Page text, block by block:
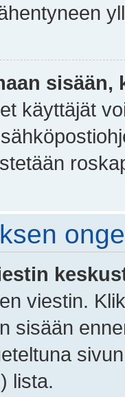
sisään,
käyttäjät
viestin.
sisään
) lista.